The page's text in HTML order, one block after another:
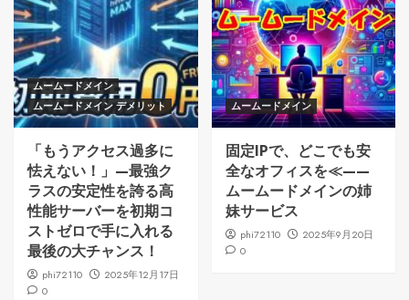
ムームードメイン
ムームードメイン デメリット
「もうアクセス過多に
怯えない！」—最強ク
ラスの安定性を誇る高
性能サーバーを初期コ
ストゼロで手に入れる
最後の大チャンス！
phi72110
2025年12月17日
0
ムームードメイン
固定IPで、どこでも安
全なオフィスを≪——
ムームードメインの姉
妹サービス
phi72110
2025年9月20日
0